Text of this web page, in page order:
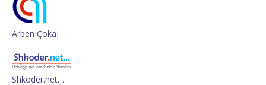
Arben Çokaj
Shkoder.net…